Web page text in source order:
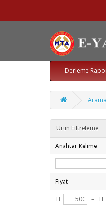
Derleme
Arama
Ürün Filtreleme
Anahtar Kelime
Fiyat
TL – TL